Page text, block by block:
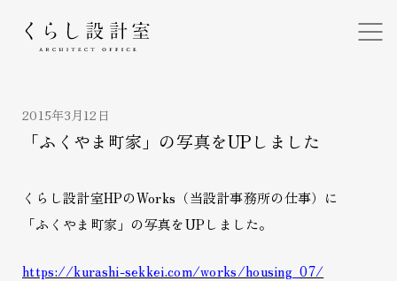
2015年3月12日
「ふくやま町家」の写真をUPしました
くらし設計室HPのWorks（当設計事務所の仕事）に
「ふくやま町家」の写真をUPしました。
https://kurashi-sekkei.com/works/housing_07/